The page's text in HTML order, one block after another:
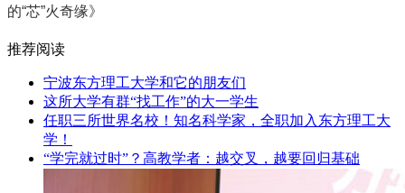
的“芯”火奇缘》
推荐阅读
宁波东方理工大学和它的朋友们
这所大学有群“找工作”的大一学生
任职三所世界名校！知名科学家，全职加入东方理工大
学！
“学完就过时”？高教学者：越交叉，越要回归基础